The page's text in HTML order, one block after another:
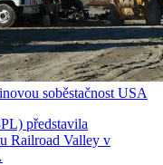
soběstačnost USA
představila
Railroad Valley v